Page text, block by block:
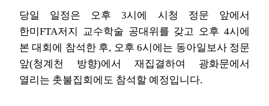
당일 일정은 오후 3시에 시청 정문 앞에서
한미FTA저지 교수학술 공대위를 갖고 오후 4시에
본 대회에 참석한 후, 오후 6시에는 동아일보사 정문
앞(청계천 방향)에서 재집결하여 광화문에서
열리는 촛불집회에도 참석할 예정입니다.